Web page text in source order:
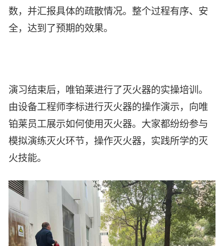
数，并汇报具体的疏散情况。整个过程有序、安
全，达到了预期的效果。
演习结束后，唯铂莱进行了灭火器的实操培训。
由设备工程师李标进行灭火器的操作演示，向唯
铂莱员工展示如何使用灭火器。大家都纷纷参与
模拟演练灭火环节，操作灭火器，实践所学的灭
火技能。